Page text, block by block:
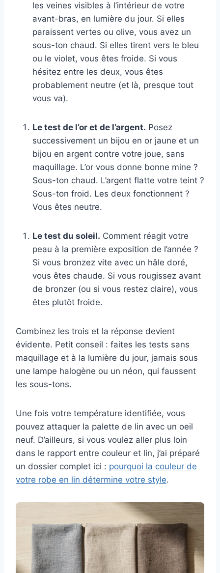
les veines visibles à l’intérieur de votre
avant-bras, en lumière du jour. Si elles
paraissent vertes ou olive, vous avez un
sous-ton chaud. Si elles tirent vers le bleu
ou le violet, vous êtes froide. Si vous
hésitez entre les deux, vous êtes
probablement neutre (et là, presque tout
vous va).
Le test de l’or et de l’argent. Posez
successivement un bijou en or jaune et un
bijou en argent contre votre joue, sans
maquillage. L’or vous donne bonne mine ?
Sous-ton chaud. L’argent flatte votre teint ?
Sous-ton froid. Les deux fonctionnent ?
Vous êtes neutre.
Le test du soleil. Comment réagit votre
peau à la première exposition de l’année ?
Si vous bronzez vite avec un hâle doré,
vous êtes chaude. Si vous rougissez avant
de bronzer (ou si vous restez claire), vous
êtes plutôt froide.
Combinez les trois et la réponse devient
évidente. Petit conseil : faites les tests sans
maquillage et à la lumière du jour, jamais sous
une lampe halogène ou un néon, qui faussent
les sous-tons.
Une fois votre température identifiée, vous
pouvez attaquer la palette de lin avec un oeil
neuf. D’ailleurs, si vous voulez aller plus loin
dans le rapport entre couleur et lin, j’ai préparé
un dossier complet ici : pourquoi la couleur de
votre robe en lin détermine votre style.